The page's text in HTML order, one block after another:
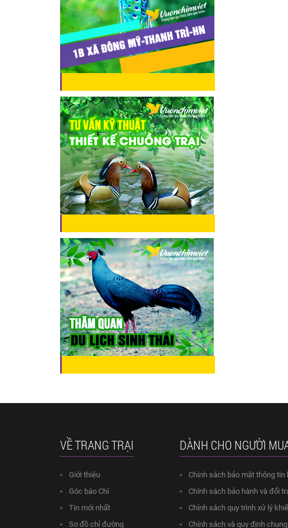
VỀ TRANG TRẠI
Giới thiệu
Góc báo Chí
Tin mới nhất
Sơ đồ chỉ đường
DÀNH CHO NGƯỜI
Chính sách bảo mật thông tin
Chính sách bảo hành và đổi
Chính sách quy trình xử lý
Chính sách và quy định chung